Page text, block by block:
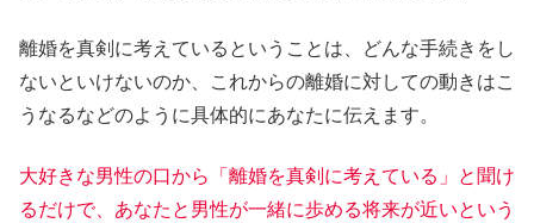
離婚を真剣に考えているということは、どんな手続きをし
ないといけないのか、これからの離婚に対しての動きはこ
うなるなどのように具体的にあなたに伝えます。
大好きな男性の口から「離婚を真剣に考えている」と聞け
るだけで、あなたと男性が一緒に歩める将来が近いという